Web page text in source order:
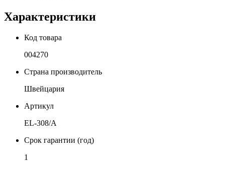
Характеристики
Код товара
004270
Страна производитель
Швейцария
Артикул
EL-308/A
Срок гарантии (год)
1